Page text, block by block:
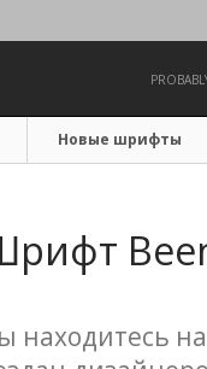
Новые шрифты
находитесь